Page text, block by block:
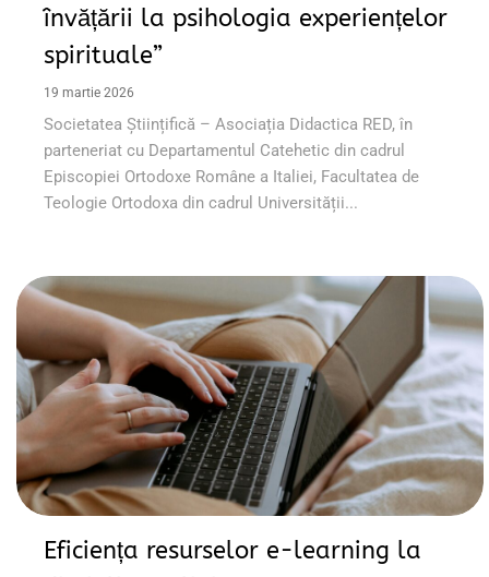
învățării la psihologia experiențelor
spirituale”
19 martie 2026
Societatea Științifică – Asociația Didactica RED, în
parteneriat cu Departamentul Catehetic din cadrul
Episcopiei Ortodoxe Române a Italiei, Facultatea de
Teologie Ortodoxa din cadrul Universității...
Eficiența resurselor e-learning la